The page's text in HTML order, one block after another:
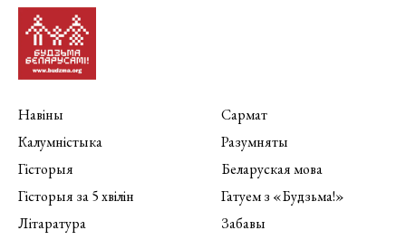
Навіны
Калумністыка
Гісторыя
Гісторыя за 5 хвілін
Літаратура
Сармат
Разумняты
Беларуская мова
Гатуем з «Будзьма!»
Забавы